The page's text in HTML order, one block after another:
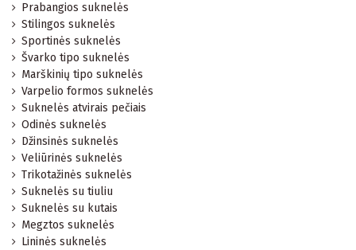
Prabangios suknelės
Stilingos suknelės
Sportinės suknelės
Švarko tipo suknelės
Marškinių tipo suknelės
Varpelio formos suknelės
Suknelės atvirais pečiais
Odinės suknelės
Džinsinės suknelės
Veliūrinės suknelės
Trikotažinės suknelės
Suknelės su tiuliu
Suknelės su kutais
Megztos suknelės
Lininės suknelės